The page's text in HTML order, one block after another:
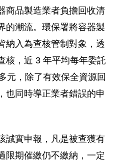
商品製造業者負擔回收清
的潮流。環保署將容器製
納入為查核管制對象，透
核，近 3 年平均每年委託
元，除了有效保全資源回
也同時導正業者錯誤的申
誠實申報，凡是被查獲有
限期催繳仍不繳納，一定